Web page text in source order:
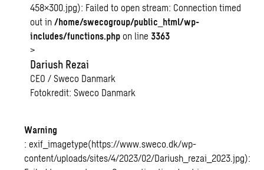
458×300.jpg): Failed to open stream: Connection timed
out in/home/swecogroup/public_html/wp-
includes/functions.php on line 3363
>
Dariush Rezai
CEO / Sweco Danmark
Fotokredit: Sweco Danmark
Warning
: exif_imagetype(https://www.sweco.dk/wp-
content/uploads/sites/4/2023/02/Dariush_rezai_2023.jpg):